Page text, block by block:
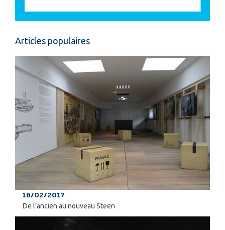
Articles populaires
16/02/2017
De l’ancien au nouveau Steen